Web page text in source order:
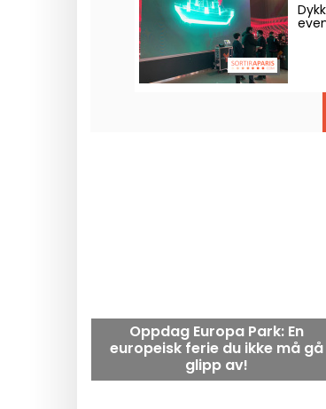
Oppdag Europa Park: En
europeisk ferie du ikke må gå
glipp av!